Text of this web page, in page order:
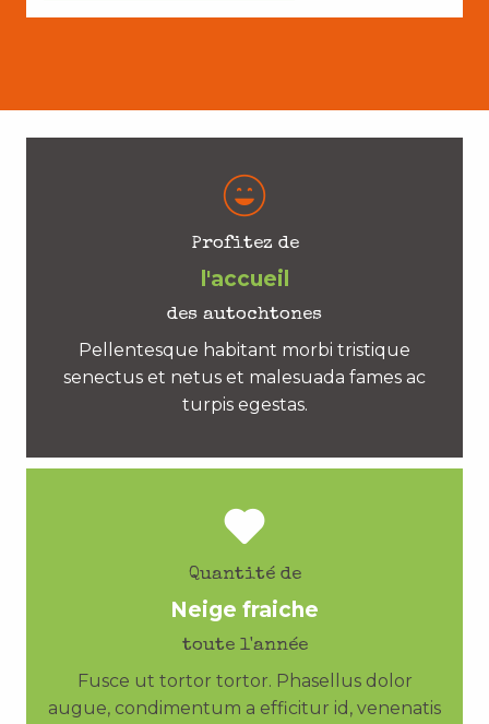
Profitez de
l'accueil
des autochtones
Pellentesque habitant morbi tristique
senectus et netus et malesuada fames ac
turpis egestas.
Quantité de
Neige fraiche
toute l'année
Fusce ut tortor tortor. Phasellus dolor
augue, condimentum a efficitur id, venenatis